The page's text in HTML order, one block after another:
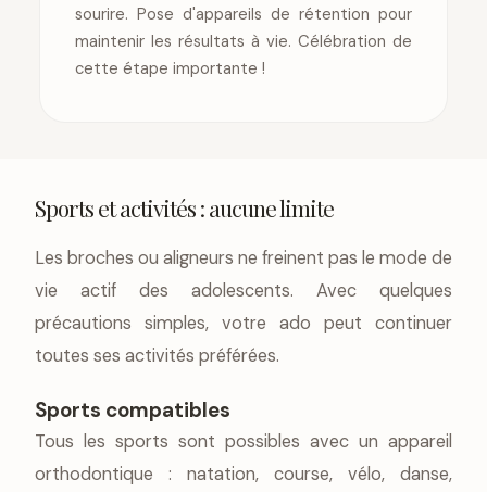
sourire. Pose d'appareils de rétention pour
maintenir les résultats à vie. Célébration de
cette étape importante !
Sports et activités : aucune limite
Les broches ou aligneurs ne freinent pas le mode de
vie actif des adolescents. Avec quelques
précautions simples, votre ado peut continuer
toutes ses activités préférées.
Sports compatibles
Tous les sports sont possibles avec un appareil
orthodontique : natation, course, vélo, danse,